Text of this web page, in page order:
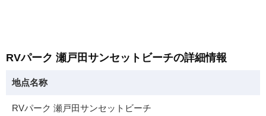
RVパーク 瀬戸田サンセットビーチの詳細情報
地点名称
RVパーク 瀬戸田サンセットビーチ